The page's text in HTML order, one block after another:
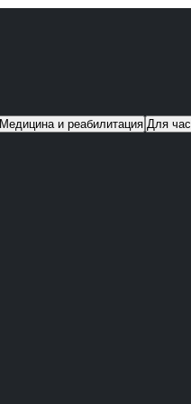
Медицина и реабилитация Для